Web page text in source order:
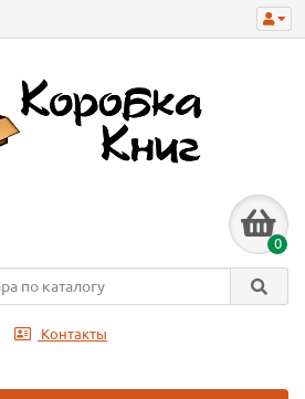
0
Контакты